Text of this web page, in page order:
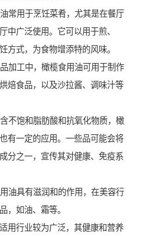
常用于烹饪菜肴，尤其是在餐厅
中广泛使用。它可以用于煎、
方式，为食物增添特的风味。
加工中，橄榄食用油可用于制作
焙食品，以及沙拉酱、调味汁等
不饱和脂肪酸和抗氧化物质，橄
有一定的应用。一些品可能会将
分之一，宣传其对健康、免疫系
油具有滋润和的作用，在美容行
，如油、霜等。
用行业较为广泛，其健康和营养